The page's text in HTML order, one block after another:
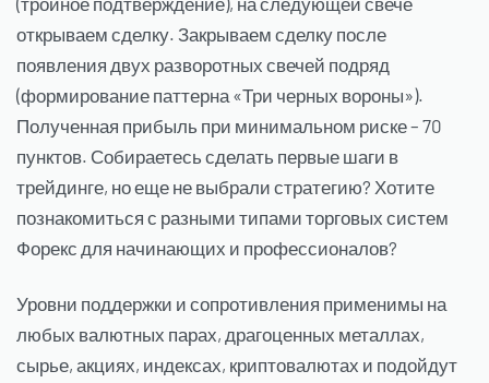
открываем сделку. Закрываем сделку после
появления двух разворотных свечей подряд
(формирование паттерна «Три черных вороны»).
Полученная прибыль при минимальном риске – 70
пунктов. Собираетесь сделать первые шаги в
трейдинге, но еще не выбрали стратегию? Хотите
познакомиться с разными типами торговых систем
Форекс для начинающих и профессионалов?
Уровни поддержки и сопротивления применимы на
любых валютных парах, драгоценных металлах,
сырье, акциях, индексах, криптовалютах и подойдут